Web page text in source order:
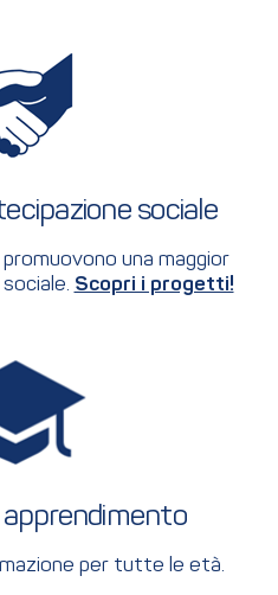
sociale
una maggior
Scopri i progetti!
apprendimento
per tutte le età.